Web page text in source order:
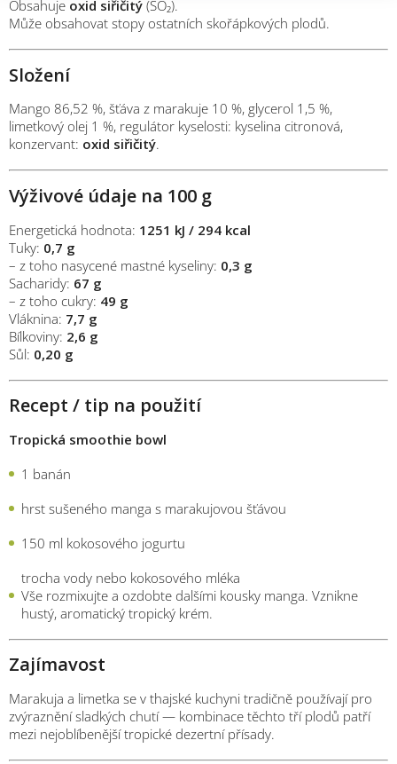
Obsahuje oxid siřičitý (SO₂).
Může obsahovat stopy ostatních skořápkových plodů.
Složení
Mango 86,52 %, šťáva z marakuje 10 %, glycerol 1,5 %,
limetkový olej 1 %, regulátor kyselosti: kyselina citronová,
konzervant: oxid siřičitý.
Výživové údaje na 100 g
Energetická hodnota: 1251 kJ / 294 kcal
Tuky: 0,7 g
– z toho nasycené mastné kyseliny: 0,3 g
Sacharidy: 67 g
– z toho cukry: 49 g
Vláknina: 7,7 g
Bílkoviny: 2,6 g
Sůl: 0,20 g
Recept / tip na použití
Tropická smoothie bowl
1 banán
hrst sušeného manga s marakujovou šťávou
150 ml kokosového jogurtu
trocha vody nebo kokosového mléka
Vše rozmixujte a ozdobte dalšími kousky manga. Vznikne
hustý, aromatický tropický krém.
Zajímavost
Marakuja a limetka se v thajské kuchyni tradičně používají pro
zvýraznění sladkých chutí — kombinace těchto tří plodů patří
mezi nejoblíbenější tropické dezertní přísady.